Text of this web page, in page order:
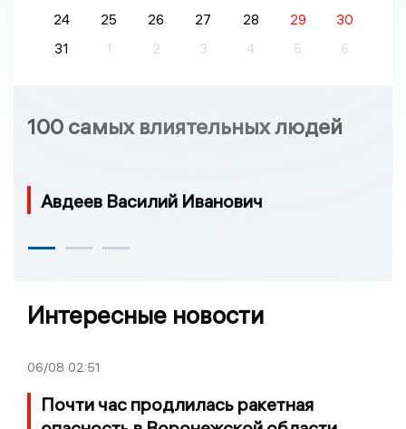
24 25 26 27 28 29
30
31
1 2 3 4 5 6
100 самых влиятельных людей
Авдеев Василий Иванович
Интересные новости
06/08 02:51
Почти час продлилась ракетная